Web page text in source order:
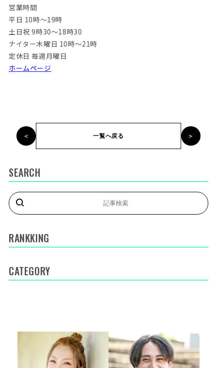
SEARCH
RANKKING
CATEGORY
営業時間
平日 10時～19時
土日祝 9時30～18時30
ナイター木曜日 10時～21時
定休日 毎週月曜日
ホームページ
< 一覧へ戻る >